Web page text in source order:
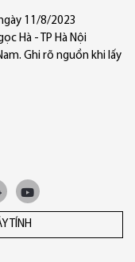
11/8/2023
Hà - TP Hà Nội
Ghi rõ nguồn khi lấy
TÍNH